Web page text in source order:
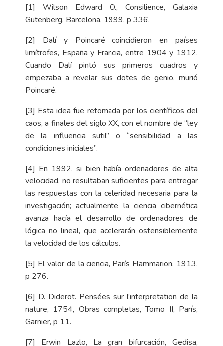
[1] Wilson Edward O., Consilience, Galaxia
Gutenberg, Barcelona, 1999, p 336.
[2] Dalí y Poincaré coincidieron en países
limítrofes, España y Francia, entre 1904 y 1912.
Cuando Dalí pintó sus primeros cuadros y
empezaba a revelar sus dotes de genio, murió
Poincaré.
[3] Esta idea fue retomada por los científicos del
caos, a finales del siglo XX, con el nombre de “ley
de la influencia sutil” o “sensibilidad a las
condiciones iniciales”.
[4] En 1992, si bien había ordenadores de alta
velocidad, no resultaban suficientes para entregar
las respuestas con la celeridad necesaria para la
investigación; actualmente la ciencia cibernética
avanza hacía el desarrollo de ordenadores de
lógica no lineal, que acelerarán ostensiblemente
la velocidad de los cálculos.
[5] El valor de la ciencia, París Flammarion, 1913,
p 276.
[6] D. Diderot. Pensées sur l’interpretation de la
nature, 1754, Obras completas, Tomo II, París,
Garnier, p 11.
[7] Erwin Lazlo, La gran bifurcación, Gedisa,